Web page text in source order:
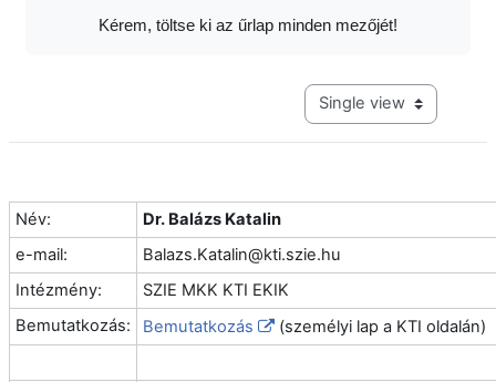
Kérem, töltse ki az űrlap minden mezőjét!
View mode tertiary
Név:
Dr. Balázs Katalin
e-mail:
Balazs.Katalin@kti.szie.hu
Intézmény:
SZIE MKK KTI EKIK
Bemutatkozás:
Bemutatkozás (személyi lap a KTI oldalán)